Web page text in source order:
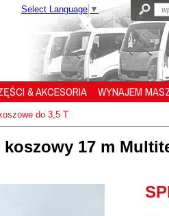
Select Language ▼
& AKCESORIA WYNAJEM
do 3,5 T
17 m